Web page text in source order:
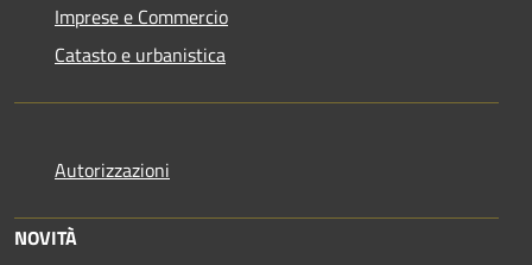
Imprese e Commercio
Catasto e urbanistica
Autorizzazioni
NOVITÀ